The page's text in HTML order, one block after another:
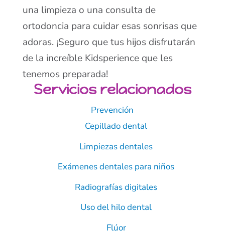
Servicios relacionados
Prevención
Cepillado dental
Limpiezas dentales
Exámenes dentales para niños
Radiografías digitales
Uso del hilo dental
Flúor
una limpieza o una consulta de
ortodoncia para cuidar esas sonrisas que
adoras. ¡Seguro que tus hijos disfrutarán
de la increíble Kidsperience que les
tenemos preparada!